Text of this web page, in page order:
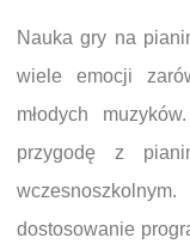
Nauka gry na
wiele emocji
młodych
przygodę z
dostosowanie